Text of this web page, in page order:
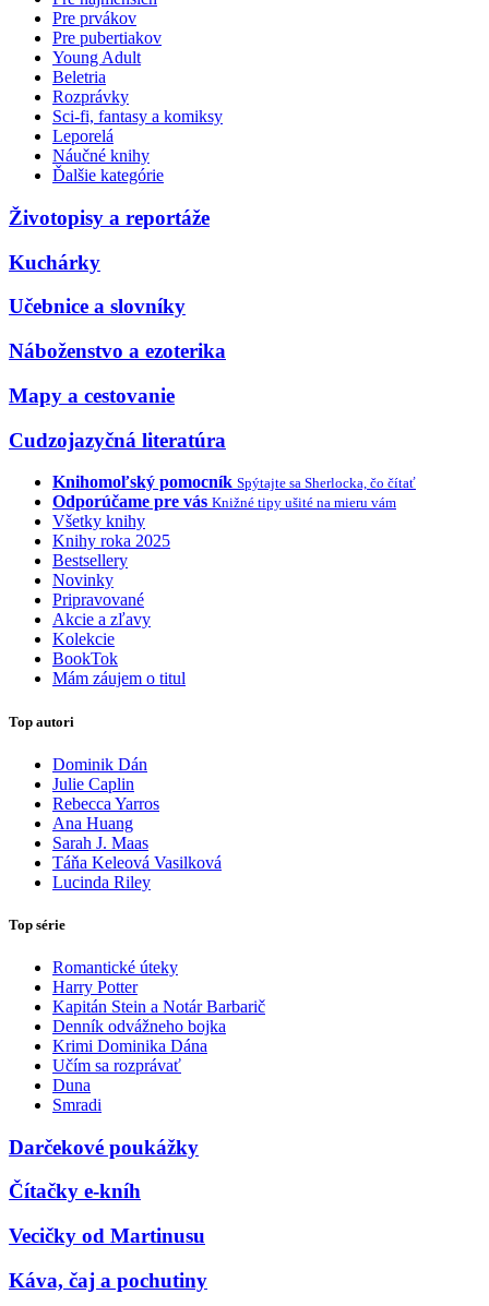
Pre prvákov
Pre pubertiakov
Young Adult
Beletria
Rozprávky
Sci-fi, fantasy a komiksy
Leporelá
Náučné knihy
Ďalšie kategórie
Životopisy a reportáže
Kuchárky
Učebnice a slovníky
Náboženstvo a ezoterika
Mapy a cestovanie
Cudzojazyčná literatúra
Knihomoľský pomocník Spýtajte sa Sherlocka, čo čítať
Odporúčame pre vás Knižné tipy ušité na mieru vám
Všetky knihy
Knihy roka 2025
Bestsellery
Novinky
Pripravované
Akcie a zľavy
Kolekcie
BookTok
Mám záujem o titul
Top autori
Dominik Dán
Julie Caplin
Rebecca Yarros
Ana Huang
Sarah J. Maas
Táňa Keleová Vasilková
Lucinda Riley
Top série
Romantické úteky
Harry Potter
Kapitán Stein a Notár Barbarič
Denník odvážneho bojka
Krimi Dominika Dána
Učím sa rozprávať
Duna
Smradi
Darčekové poukážky
Čítačky e-kníh
Vecičky od Martinusu
Káva, čaj a pochutiny